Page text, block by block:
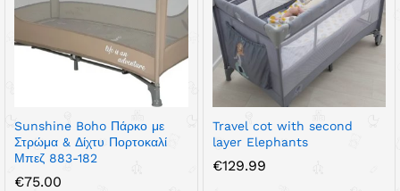
Sunshine Boho Πάρκο με
Στρώμα & Δίχτυ Πορτοκαλί
Μπεζ 883-182
€75.00
Travel cot with second
layer Elephants
€129.99